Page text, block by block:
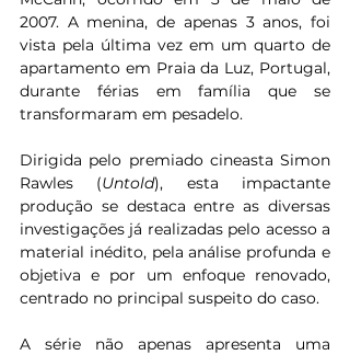
2007. A menina, de apenas 3 anos, foi
vista pela última vez em um quarto de
apartamento em Praia da Luz, Portugal,
durante férias em família que se
transformaram em pesadelo.
Dirigida pelo premiado cineasta Simon
Rawles (Untold), esta impactante
produção se destaca entre as diversas
investigações já realizadas pelo acesso a
material inédito, pela análise profunda e
objetiva e por um enfoque renovado,
centrado no principal suspeito do caso.
A série não apenas apresenta uma